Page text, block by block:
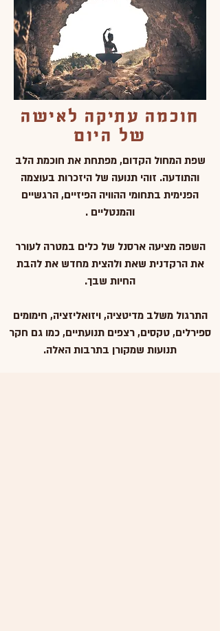
חוכמה עתיקה לאישה
של היום
שפת המחול הקדום, מפתחת את חוכמת הלב
והתודעה. זוהי תנועה של היזכרות בעוצמה
הפנימית בתחומי ההוויה הפיזיים, הרגשיים
והמנטליים .
השפה מציעה ארסנל של כלים במטרה לעורר
את הרקדנית שאת ולהצית מחדש את להבת
החיות שבך.
התרגול משלב מדיטציה, ויזואליזציה, חימומים
ספירלים, טקסים, רצפים תנועתיים, כמו גם חקר
תנועות שמקורן בתרבות האלה.